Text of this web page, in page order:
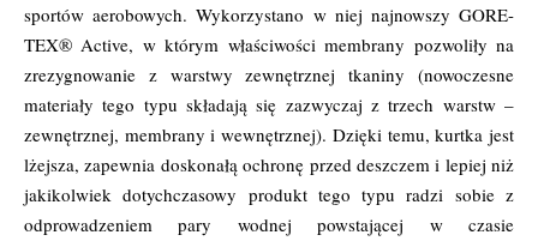
sportów aerobowych. Wykorzystano w niej najnowszy GORE-
TEX® Active, w którym właściwości membrany pozwoliły na
zrezygnowanie z warstwy zewnętrznej tkaniny (nowoczesne
materiały tego typu składają się zazwyczaj z trzech warstw –
zewnętrznej, membrany i wewnętrznej). Dzięki temu, kurtka jest
lżejsza, zapewnia doskonałą ochronę przed deszczem i lepiej niż
jakikolwiek dotychczasowy produkt tego typu radzi sobie z
odprowadzeniem pary wodnej powstającej w czasie